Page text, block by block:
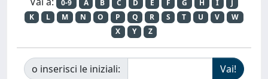
0-9 A B C D E F G H I
J
K
L M N O P Q R S T U V
W
X
Y Z
o inserisci le iniziali: